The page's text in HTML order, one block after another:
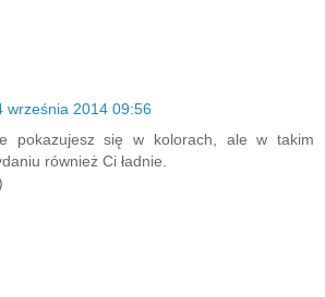
września 2014 09:56
pokazujesz się w kolorach, ale w takim
również Ci ładnie.